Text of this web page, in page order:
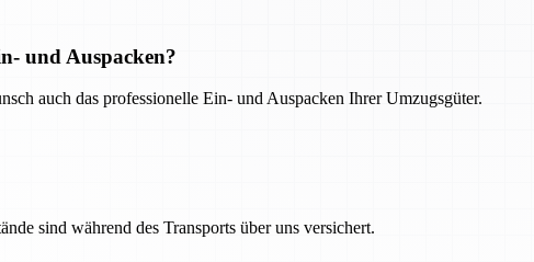
und Auspacken?
auch das professionelle Ein- und Auspacken Ihrer Umzugsgüter.
sind während des Transports über uns versichert.